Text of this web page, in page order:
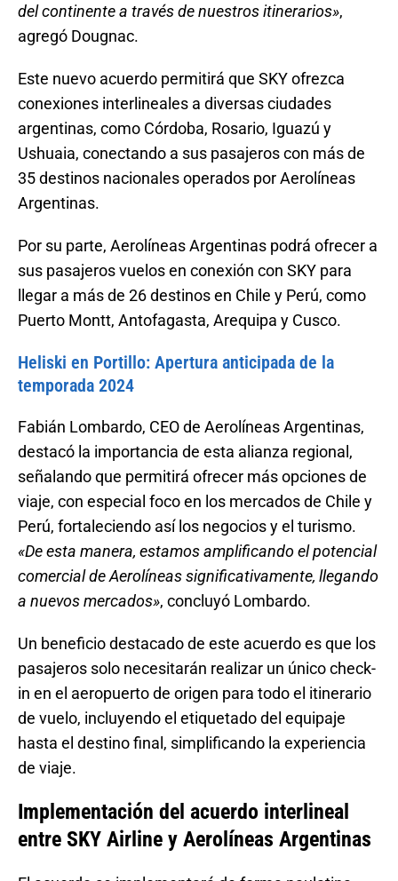
del continente a través de nuestros itinerarios»,
agregó Dougnac.
Este nuevo acuerdo permitirá que SKY ofrezca
conexiones interlineales a diversas ciudades
argentinas, como Córdoba, Rosario, Iguazú y
Ushuaia, conectando a sus pasajeros con más de
35 destinos nacionales operados por Aerolíneas
Argentinas.
Por su parte, Aerolíneas Argentinas podrá ofrecer a
sus pasajeros vuelos en conexión con SKY para
llegar a más de 26 destinos en Chile y Perú, como
Puerto Montt, Antofagasta, Arequipa y Cusco.
Heliski en Portillo: Apertura anticipada de la
temporada 2024
Fabián Lombardo, CEO de Aerolíneas Argentinas,
destacó la importancia de esta alianza regional,
señalando que permitirá ofrecer más opciones de
viaje, con especial foco en los mercados de Chile y
Perú, fortaleciendo así los negocios y el turismo.
«De esta manera, estamos amplificando el potencial
comercial de Aerolíneas significativamente, llegando
a nuevos mercados», concluyó Lombardo.
Un beneficio destacado de este acuerdo es que los
pasajeros solo necesitarán realizar un único check-
in en el aeropuerto de origen para todo el itinerario
de vuelo, incluyendo el etiquetado del equipaje
hasta el destino final, simplificando la experiencia
de viaje.
Implementación del acuerdo interlineal
entre SKY Airline y Aerolíneas Argentinas